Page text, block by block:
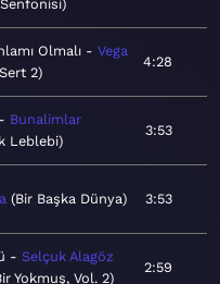
Olmalı
Vega
2
4:28
Bunalimlar
Leblebi
3:53
Bir Başka Dünya 3:53
Selçuk Alagöz
Yokmuş, Vol. 2
2:59